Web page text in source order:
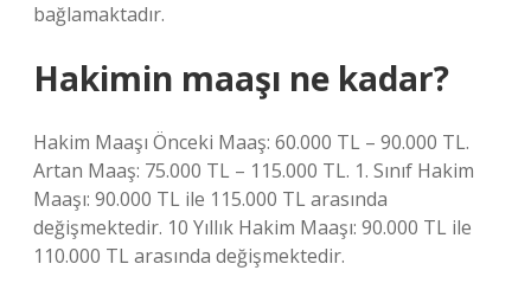
bağlamaktadır.
Hakimin maaşı ne kadar?
Hakim Maaşı Önceki Maaş: 60.000 TL – 90.000 TL.
Artan Maaş: 75.000 TL – 115.000 TL. 1. Sınıf Hakim
Maaşı: 90.000 TL ile 115.000 TL arasında
değişmektedir. 10 Yıllık Hakim Maaşı: 90.000 TL ile
110.000 TL arasında değişmektedir.